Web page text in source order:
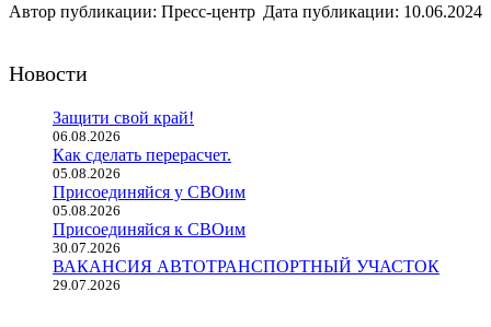
Автор публикации: Пресс-центр Дата публикации: 10.06.2024
Новости
Защити свой край!
06.08.2026
Как сделать перерасчет.
05.08.2026
Присоединяйся у СВОим
05.08.2026
Присоединяйся к СВОим
30.07.2026
ВАКАНСИЯ АВТОТРАНСПОРТНЫЙ УЧАСТОК
29.07.2026